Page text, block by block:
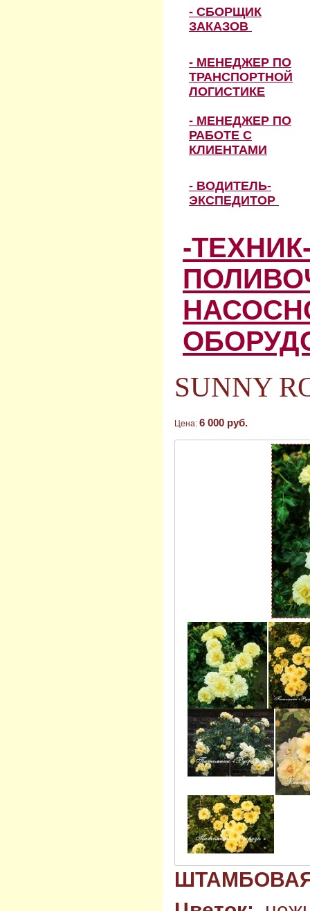
- СБОРЩИК
ЗАКАЗОВ
- МЕНЕДЖЕР ПО
ТРАНСПОРТНОЙ
ЛОГИСТИКЕ
- МЕНЕДЖЕР ПО
РАБОТЕ С
КЛИЕНТАМИ
- ВОДИТЕЛЬ-
ЭКСПЕДИТОР
-
SUNNY
Цена: 6 000 руб.